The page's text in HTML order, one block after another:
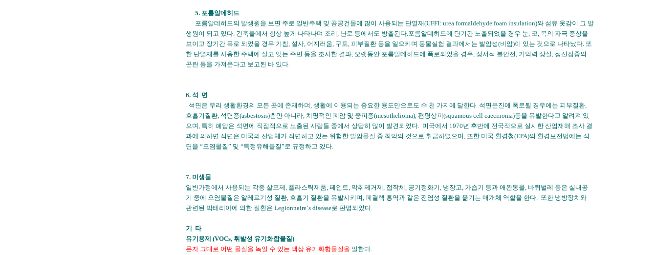
5. 포름알데히드
포름알데히드의 발생원을 보면 주로 일반주택 및 공공건물에 많이 사용되는 단열재(UFFI: urea formaldehyde foam insulation)와 섬유 옷감이 그 발
생원이 되고 있다. 건축물에서 항상 높게 나타나며 조리, 난로 등에서도 방출된다.포름알데히드에 단기간 노출되었을 경우 눈, 코, 목의 자극 증상을
보이고 장기간 폭로 되었을 경우 기침, 설사, 어지러움, 구토, 피부질환 등을 일으키며 동물실험 결과에서는 발암성(비암)이 있는 것으로 나타났다. 또
한 단열재를 사용한 주택에 살고 잇는 주민 등을 조사한 결과, 오랫동안 포름알데히드에 폭로되었을 경우, 정서적 불안전, 기억력 상실, 정신집중의
곤란 등을 가져온다고 보고된 바 있다.
6. 석 면
석면은 우리 생활환경의 모든 곳에 존재하며, 생활에 이용되는 중요한 용도만으로도 수 천 가지에 달한다. 석면분진에 폭로될 경우에는 피부질환,
호흡기질환, 석면증(asbestosis)뿐만 아니라, 치명적인 폐암 및 중피증(mesothelioma), 편평상피(squamous cell caecinoma)등을 유발한다고 알려져 있
으며, 특히 폐암은 석면에 직접적으로 노출된 사람들 중에서 상당히 많이 발견되었다. 미국에서 1970년 후반에 전국적으로 실시한 산업재해 조사 결
과에 의하면 석면은 미국의 산업체가 직면하고 있는 위험한 발암물질 중 최악의 것으로 취급하였으며, 또한 미국 환경청(EPA)의 환경보전법에는 석
면을 “오염물질” 및 “특정유해불질”로 규정하고 있다.
7. 미생물
일반가정에서 사용되는 각종 살포제, 플라스틱제품, 페인트, 악취제거제, 접작체, 공기정화기, 냉장고, 가습기 등과 애완동물, 바퀴벌레 등은 실내공
기 중에 오염물질은 알레르기성 질환, 호흡기 질환을 유발시키며, 폐결핵 홍역과 같은 전염성 질환을 옮기는 매개체 역할을 한다. 또한 냉방장치와
관련된 박테리아에 의한 질환은 Legionnaire’s disease로 판명되었다.
기 타
유기용제 (VOCs, 휘발성 유기화합물질)
문자 그대로 어떤 물질을 녹일 수 있는 액상 유기화합물질을 말한다.